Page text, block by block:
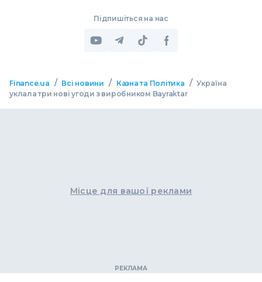
Підпишіться на нас
Finance.ua / Всі новини / Казна та Політика / Україна
уклала три нові угоди з виробником Bayraktar
Місце для вашої реклами